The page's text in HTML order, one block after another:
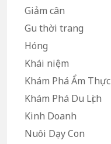
Giảm cân
Gu thời trang
Hóng
Khái niệm
Khám Phá Ẩm Thực
Khám Phá Du Lịch
Kinh Doanh
Nuôi Dạy Con